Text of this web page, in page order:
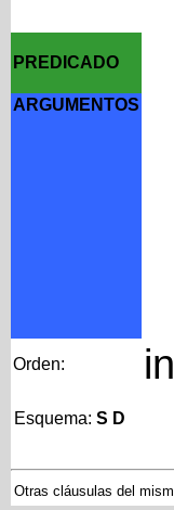
PREDICADO
ARGUMENTOS
Orden:
Esquema: S D
Otras cláusulas del